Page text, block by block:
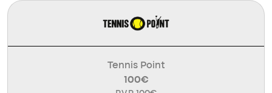
Tennis Point
100€